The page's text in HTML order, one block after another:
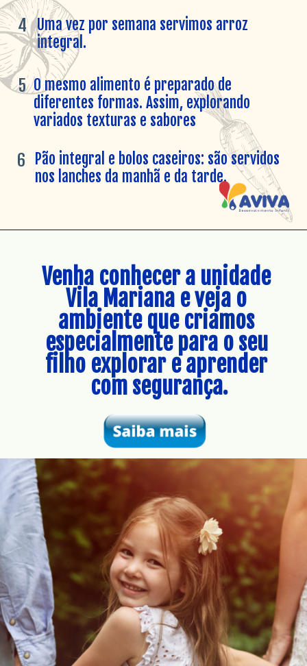
4
5
6
Uma vez por semana servimos arroz
integral.
O mesmo alimento é preparado de
diferentes formas. Assim, explorando
variados texturas e sabores
Pão integral e bolos caseiros: são servidos
nos lanches da manhã e da tarde.
Venha conhecer a unidade
Vila Mariana e veja o
ambiente que criamos
especialmente para o seu
filho explorar e aprender
com segurança.